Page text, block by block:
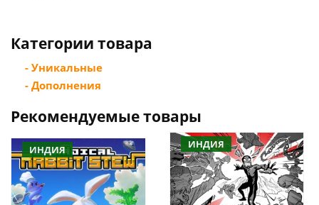
Категории товара
- Уникальные
- Дополнения
Рекомендуемые товары
ИНДИЯ ИНДИЯ